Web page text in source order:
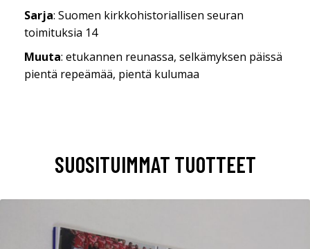
Sarja: Suomen kirkkohistoriallisen seuran
toimituksia 14
Muuta: etukannen reunassa, selkämyksen päissä
pientä repeämää, pientä kulumaa
SUOSITUIMMAT TUOTTEET